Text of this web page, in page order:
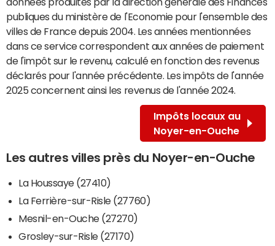
publiques du ministère de l'Economie pour l'ensemble des
villes de France depuis 2004. Les années mentionnées
dans ce service correspondent aux années de paiement
de l'impôt sur le revenu, calculé en fonction des revenus
déclarés pour l'année précédente. Les impôts de l'année
2025 concernent ainsi les revenus de l'année 2024.
Impôts locaux au
Noyer-en-Ouche
Les autres villes près du Noyer-en-Ouche
La Houssaye (27410)
La Ferrière-sur-Risle (27760)
Mesnil-en-Ouche (27270)
Grosley-sur-Risle (27170)